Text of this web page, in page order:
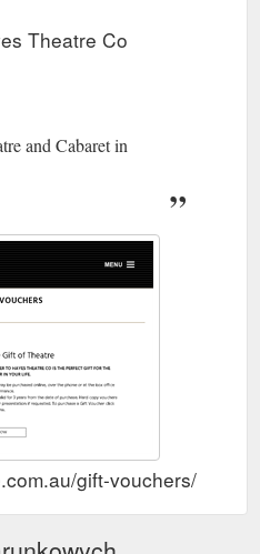
Theatre Co
and Cabaret in
gift-vouchers/